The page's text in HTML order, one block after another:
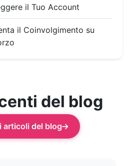
il Tuo Account
il Coinvolgimento su
del blog
del blog